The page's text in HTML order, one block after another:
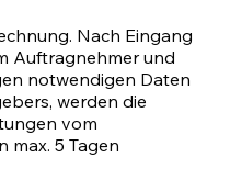
Nach Eingang
Auftragnehmer und
notwendigen Daten
werden die
vom
max. 5 Tagen